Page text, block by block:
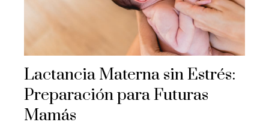
Lactancia Materna sin Estrés:
Preparación para Futuras
Mamás